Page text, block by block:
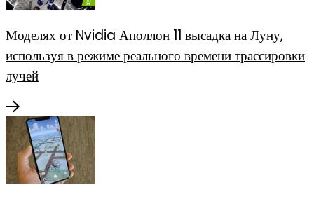
Моделях от Nvidia Аполлон 11 высадка на Луну,
используя в режиме реального времени трассировки
лучей